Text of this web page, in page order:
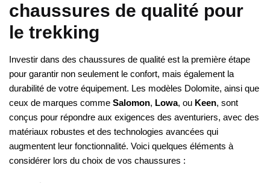
chaussures de qualité pour
le trekking
Investir dans des chaussures de qualité est la première étape
pour garantir non seulement le confort, mais également la
durabilité de votre équipement. Les modèles Dolomite, ainsi que
ceux de marques comme Salomon, Lowa, ou Keen, sont
conçus pour répondre aux exigences des aventuriers, avec des
matériaux robustes et des technologies avancées qui
augmentent leur fonctionnalité. Voici quelques éléments à
considérer lors du choix de vos chaussures :